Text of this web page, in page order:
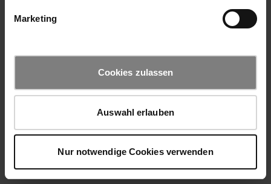
Marketing
Cookies zulassen
Auswahl erlauben
Nur notwendige Cookies verwenden